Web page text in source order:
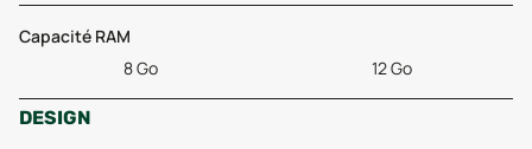
Capacité RAM
8 Go
12 Go
DESIGN